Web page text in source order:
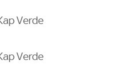
Verde
Verde